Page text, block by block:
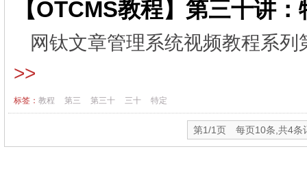
【OTCMS教程】第三十讲
网钛文章管理系统视频教程系
>>
标签： 教程 第三 第三十 三十 特定
第1/1页 每页10条,共4条